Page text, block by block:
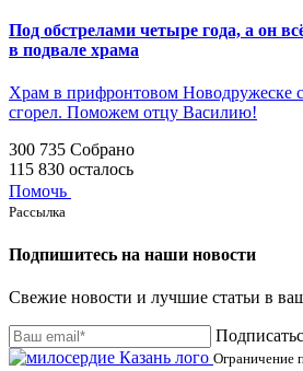
Под обстрелами четыре года, а он
в подвале храма
Храм в прифронтовом Новодружеске
сгорел. Поможем отцу Василию!
300 735 Собрано
115 830 осталось
Помочь
Рассылка
Подпишитесь на наши новости
Свежие новости и лучшие статьи в
Ограничение